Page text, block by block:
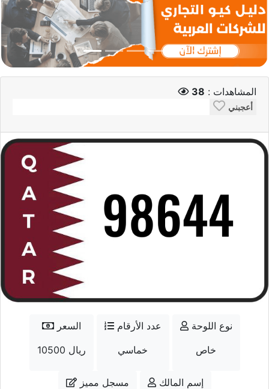
المشاهدات : 38
أعجبني
السعر
10500 ريال
عدد الأرقام
خماسي
نوع اللوحة
خاص
مسجل مميز
إسم المالك